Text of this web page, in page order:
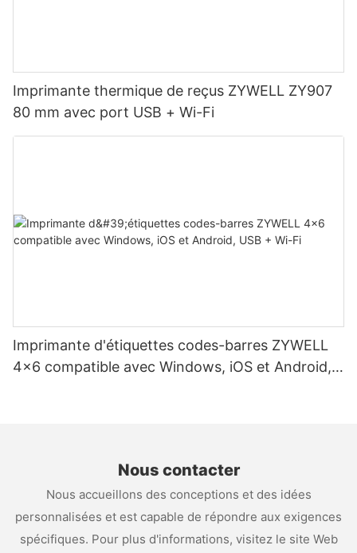
Imprimante thermique de reçus ZYWELL ZY907
80 mm avec port USB + Wi-Fi
Imprimante d'étiquettes codes-barres ZYWELL
4x6 compatible avec Windows, iOS et Android,
Nous contacter
Nous accueillons des conceptions et des idées
personnalisées et est capable de répondre aux exigences
spécifiques. Pour plus d'informations, visitez le site Web